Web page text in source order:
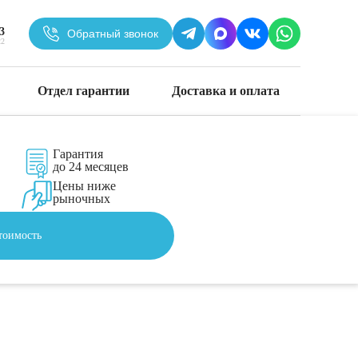
Обратный звонок
Отдел гарантии Доставка и оплата
Гарантия
до 24 месяцев
Цены ниже
рыночных
персональных